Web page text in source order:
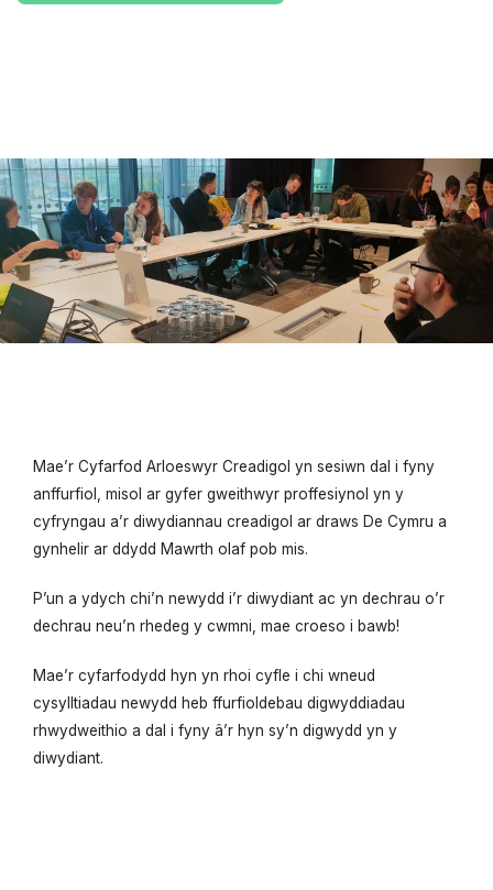
Mae’r Cyfarfod Arloeswyr Creadigol yn sesiwn dal i fyny
anffurfiol, misol ar gyfer gweithwyr proffesiynol yn y
cyfryngau a’r diwydiannau creadigol ar draws De Cymru a
gynhelir ar ddydd Mawrth olaf pob mis.
P’un a ydych chi’n newydd i’r diwydiant ac yn dechrau o’r
dechrau neu’n rhedeg y cwmni, mae croeso i bawb!
Mae’r cyfarfodydd hyn yn rhoi cyfle i chi wneud
cysylltiadau newydd heb ffurfioldebau digwyddiadau
rhwydweithio a dal i fyny â’r hyn sy’n digwydd yn y
diwydiant.